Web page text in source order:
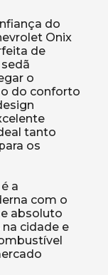
do
Onix
de
o
do conforto
tanto
os
a
com o
absoluto
cidade e